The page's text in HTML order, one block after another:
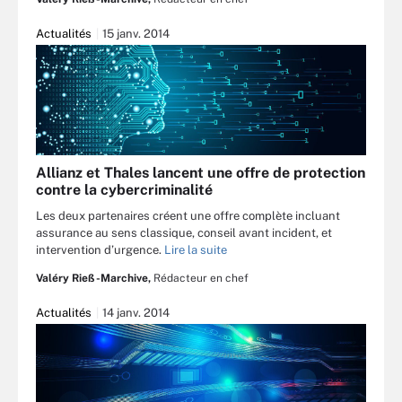
Actualités 15 janv. 2014
Allianz et Thales lancent une offre de protection
contre la cybercriminalité
Les deux partenaires créent une offre complète incluant
assurance au sens classique, conseil avant incident, et
intervention d’urgence. Lire la suite
Valéry Rieß-Marchive, Rédacteur en chef
Actualités 14 janv. 2014